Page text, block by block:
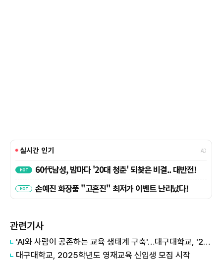
관련기사
'AI와 사람이 공존하는 교육 생태계 구축'…대구대학교, '2025년 SW중심대학' 선정
대구대학교, 2025학년도 영재교육 신입생 모집 시작